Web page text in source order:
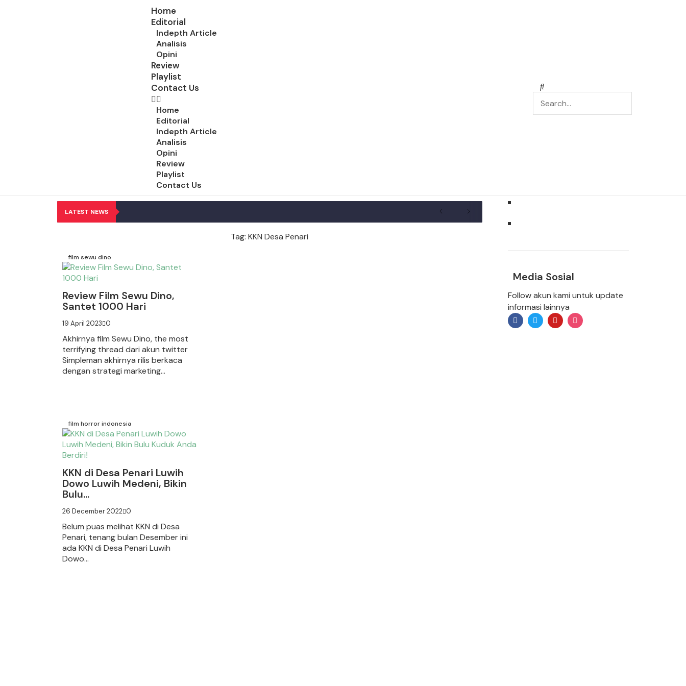
Home
Editorial
Indepth Article
Analisis
Opini
Review
Playlist
Contact Us
Home
Editorial
Indepth Article
Analisis
Opini
Review
Playlist
Contact Us
LATEST NEWS
Tag: KKN Desa Penari
film sewu dino
Review Film Sewu Dino,
Santet 1000 Hari
19 April 2023 0
Akhirnya film Sewu Dino, the most
terrifying thread dari akun twitter
Simpleman akhirnya rilis berkaca
dengan strategi marketing...
film horror indonesia
KKN di Desa Penari Luwih
Dowo Luwih Medeni, Bikin
Bulu...
26 December 2022 0
Belum puas melihat KKN di Desa
Penari, tenang bulan Desember ini
ada KKN di Desa Penari Luwih
Dowo...
Media Sosial
Follow akun kami untuk update
informasi lainnya